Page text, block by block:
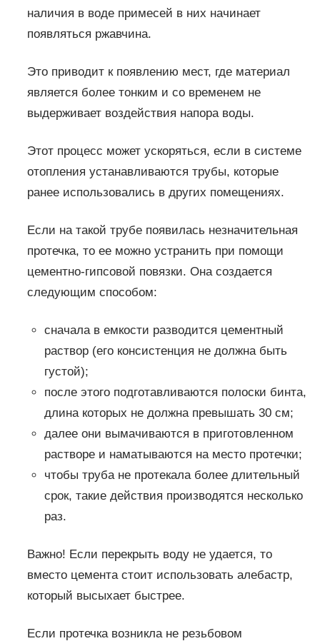
наличия в воде примесей в них начинает
появляться ржавчина.
Это приводит к появлению мест, где материал
является более тонким и со временем не
выдерживает воздействия напора воды.
Этот процесс может ускоряться, если в системе
отопления устанавливаются трубы, которые
ранее использовались в других помещениях.
Если на такой трубе появилась незначительная
протечка, то ее можно устранить при помощи
цементно-гипсовой повязки. Она создается
следующим способом:
сначала в емкости разводится цементный
раствор (его консистенция не должна быть
густой);
после этого подготавливаются полоски бинта,
длина которых не должна превышать 30 см;
далее они вымачиваются в приготовленном
растворе и наматываются на место протечки;
чтобы труба не протекала более длительный
срок, такие действия производятся несколько
раз.
Важно! Если перекрыть воду не удается, то
вместо цемента стоит использовать алебастр,
который высыхает быстрее.
Если протечка возникла не резьбовом